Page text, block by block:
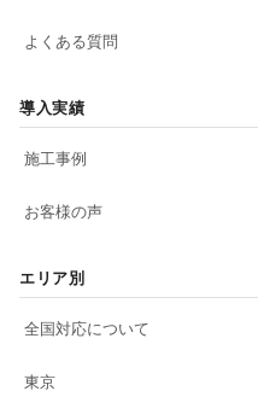
よくある質問
導入実績
施工事例
お客様の声
エリア別
全国対応について
東京